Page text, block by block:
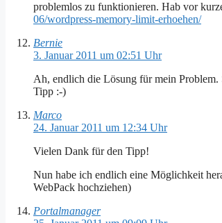
problemlos zu funktionieren. Hab vor
06/wordpress-memory-limit-erhoehen/
Bernie
3. Januar 2011 um 02:51 Uhr
Ah, endlich die Lösung für mein Problem.
Tipp :-)
Marco
24. Januar 2011 um 12:34 Uhr
Vielen Dank für den Tipp!
Nun habe ich endlich eine Möglichkeit
WebPack hochziehen)
Portalmanager